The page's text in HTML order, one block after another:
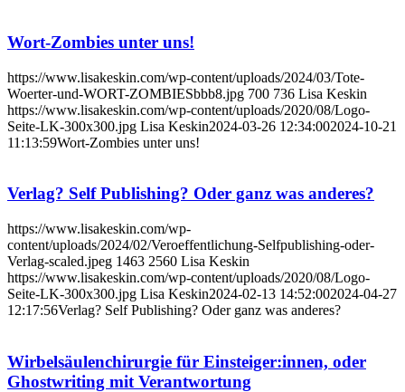
Wort-Zombies unter uns!
https://www.lisakeskin.com/wp-content/uploads/2024/03/Tote-
Woerter-und-WORT-ZOMBIESbbb8.jpg 700 736 Lisa Keskin
https://www.lisakeskin.com/wp-content/uploads/2020/08/Logo-
Seite-LK-300x300.jpg Lisa Keskin2024-03-26 12:34:002024-10-21
11:13:59Wort-Zombies unter uns!
Verlag? Self Publishing? Oder ganz was anderes?
https://www.lisakeskin.com/wp-
content/uploads/2024/02/Veroeffentlichung-Selfpublishing-oder-
Verlag-scaled.jpeg 1463 2560 Lisa Keskin
https://www.lisakeskin.com/wp-content/uploads/2020/08/Logo-
Seite-LK-300x300.jpg Lisa Keskin2024-02-13 14:52:002024-04-27
12:17:56Verlag? Self Publishing? Oder ganz was anderes?
Wirbelsäulenchirurgie für Einsteiger:innen, oder
Ghostwriting mit Verantwortung